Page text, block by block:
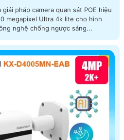
giải pháp camera quan sát POE hiệu
megapixel Ultra 4k lite cho hình
bị công nghệ chống ngược sáng...